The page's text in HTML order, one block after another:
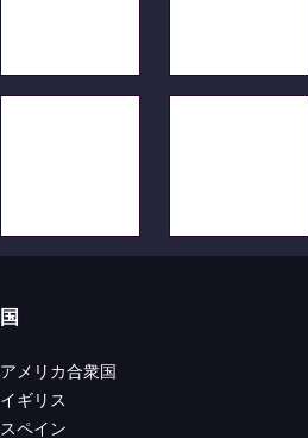
国
アメリカ合衆国
イギリス
スペイン